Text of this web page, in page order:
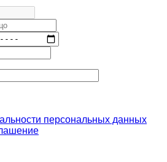
персональных данных